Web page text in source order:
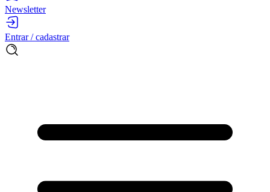
Newsletter
Entrar / cadastrar